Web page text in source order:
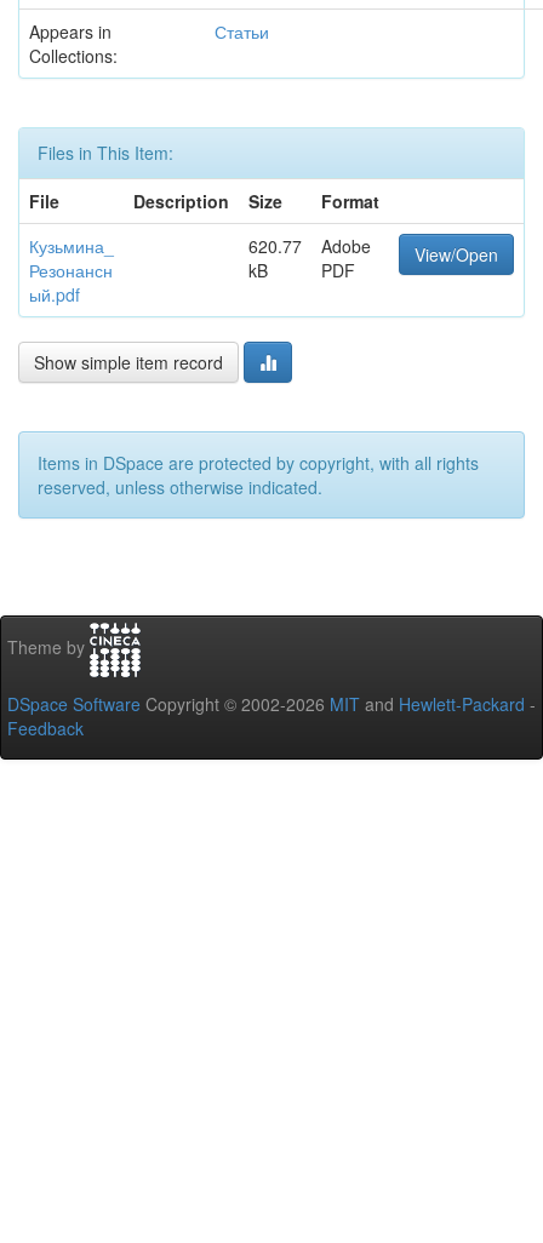
Appears in
Collections:
Статьи
Files in This Item:
File
Description Size
Format
Кузьмина_
Резонансн
ый.pdf
620.77
kB
Adobe
PDF
View/Open
Show simple item record
Items in DSpace are protected by copyright, with all rights
reserved, unless otherwise indicated.
Theme by
DSpace Software Copyright © 2002-2026 MIT and Hewlett-Packard -
Feedback